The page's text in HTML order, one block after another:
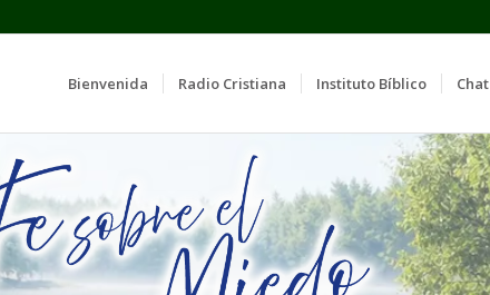
Bienvenida Radio Cristiana Instituto Bíblico Chat